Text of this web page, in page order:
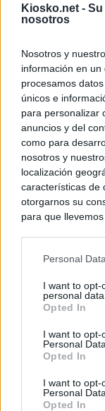
Kiosko.net - Su
nosotros
Nosotros y
información en un
procesamos
únicos e
para personalizar
anuncios y del
como para
nosotros y
localización
características de
otorgarnos su
para que
negar su
de su
rechazar tal
cualquier
visitando nuestra
Personal
I want to opt-
personal data.
Opted In
I want to opt-
Personal Data.
Opted In
I want to opt-
Personal
Opted In
© Kiosko.net